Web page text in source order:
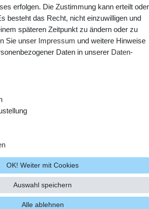
erfolgen. Die Zustimmung kann erteilt oder
besteht das Recht, nicht einzuwilligen und
späteren Zeitpunkt zu ändern oder zu
Sie unser Impressum und weitere Hinweise
Daten in unserer Daten­
OK! Weiter mit Cookies
Alle ablehnen
Auswahl speichern